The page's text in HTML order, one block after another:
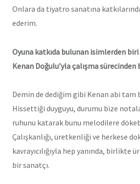
Onlara da tiyatro sanatına
ederim.
Oyuna katkıda bulunan isimlerden biri
Kenan Doğulu’yla çalışma
Demin de dediğim gibi Kenan abi tam
Hissettiği duyguyu, durumu bize
ruhunu katarak bunu melodilere
Çalışkanlığı, üretkenliği ve herkese
kavrayıcılığıyla hep yanında, birlikte
bir sanatçı.